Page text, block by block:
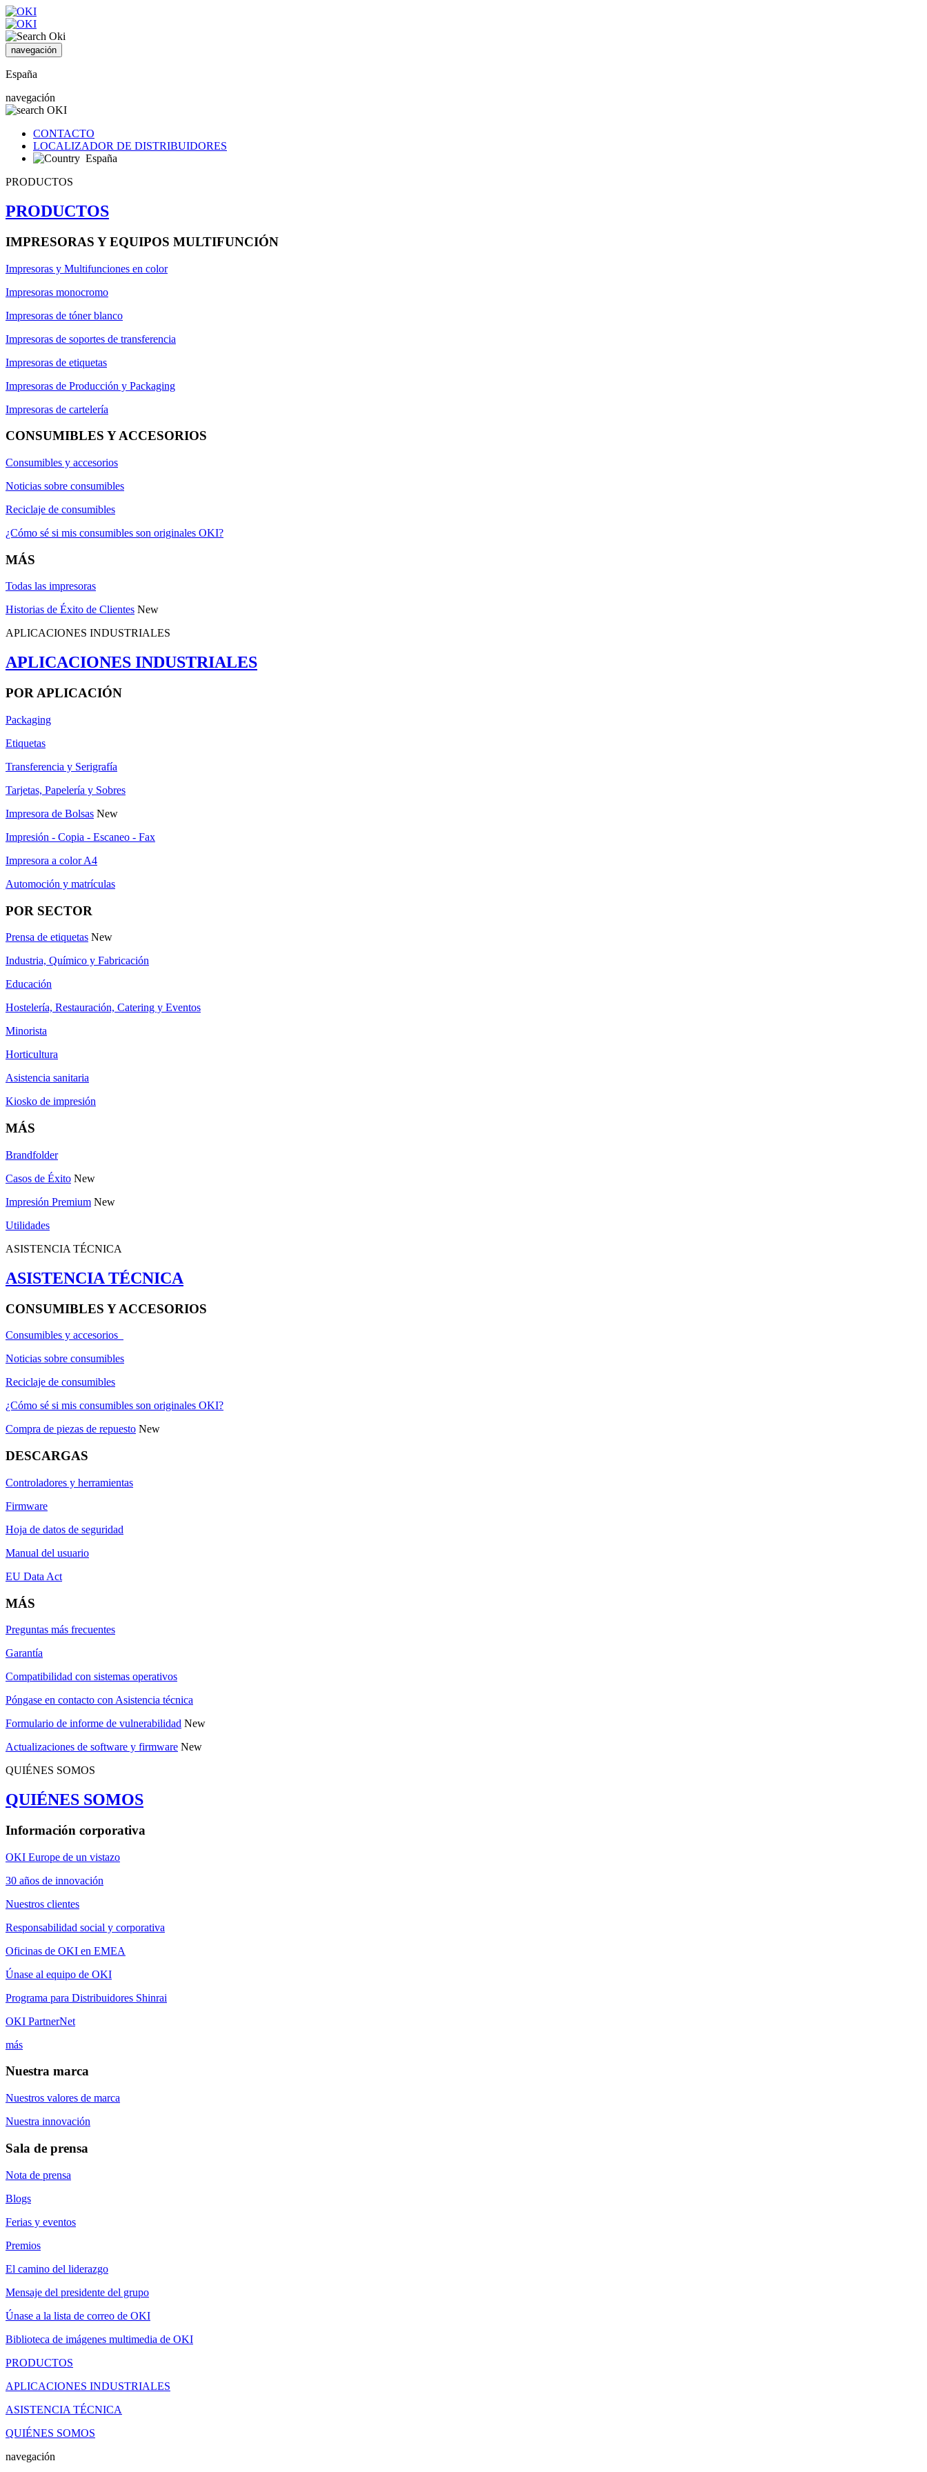
navegación
España
navegación
CONTACTO
LOCALIZADOR DE DISTRIBUIDORES
España
PRODUCTOS
PRODUCTOS
IMPRESORAS Y EQUIPOS MULTIFUNCIÓN
Impresoras y Multifunciones en color
Impresoras monocromo
Impresoras de tóner blanco
Impresoras de soportes de transferencia
Impresoras de etiquetas
Impresoras de Producción y Packaging
Impresoras de cartelería
CONSUMIBLES Y ACCESORIOS
Consumibles y accesorios
Noticias sobre consumibles
Reciclaje de consumibles
¿Cómo sé si mis consumibles son originales OKI?
MÁS
Todas las impresoras
Historias de Éxito de Clientes New
APLICACIONES INDUSTRIALES
APLICACIONES INDUSTRIALES
POR APLICACIÓN
Packaging
Etiquetas
Transferencia y Serigrafía
Tarjetas, Papelería y Sobres
Impresora de Bolsas New
Impresión - Copia - Escaneo - Fax
Impresora a color A4
Automoción y matrículas
POR SECTOR
Prensa de etiquetas New
Industria, Químico y Fabricación
Educación
Hostelería, Restauración, Catering y Eventos
Minorista
Horticultura
Asistencia sanitaria
Kiosko de impresión
MÁS
Brandfolder
Casos de Éxito New
Impresión Premium New
Utilidades
ASISTENCIA TÉCNICA
ASISTENCIA TÉCNICA
CONSUMIBLES Y ACCESORIOS
Consumibles y accesorios
Noticias sobre consumibles
Reciclaje de consumibles
¿Cómo sé si mis consumibles son originales OKI?
Compra de piezas de repuesto New
DESCARGAS
Controladores y herramientas
Firmware
Hoja de datos de seguridad
Manual del usuario
EU Data Act
MÁS
Preguntas más frecuentes
Garantía
Compatibilidad con sistemas operativos
Póngase en contacto con Asistencia técnica
Formulario de informe de vulnerabilidad New
Actualizaciones de software y firmware New
QUIÉNES SOMOS
QUIÉNES SOMOS
Información corporativa
OKI Europe de un vistazo
30 años de innovación
Nuestros clientes
Responsabilidad social y corporativa
Oficinas de OKI en EMEA
Únase al equipo de OKI
Programa para Distribuidores Shinrai
OKI PartnerNet
más
Nuestra marca
Nuestros valores de marca
Nuestra innovación
Sala de prensa
Nota de prensa
Blogs
Ferias y eventos
Premios
El camino del liderazgo
Mensaje del presidente del grupo
Únase a la lista de correo de OKI
Biblioteca de imágenes multimedia de OKI
PRODUCTOS
APLICACIONES INDUSTRIALES
ASISTENCIA TÉCNICA
QUIÉNES SOMOS
navegación